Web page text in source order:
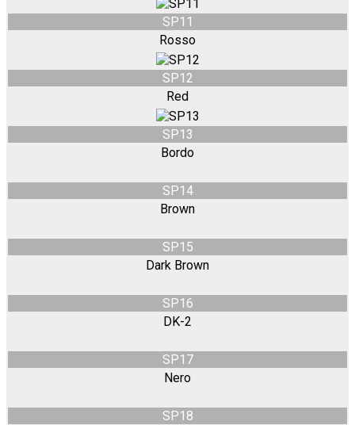
SP11
Rosso
SP12
Red
SP13
Bordo
SP14
Brown
SP15
Dark Brown
SP16
DK-2
SP17
Nero
SP18